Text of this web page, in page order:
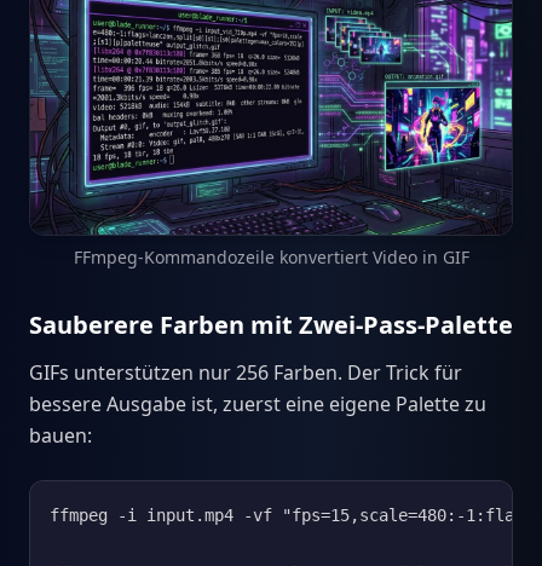
FFmpeg-Kommandozeile konvertiert Video in GIF
Sauberere Farben mit Zwei-Pass-Palette
GIFs unterstützen nur 256 Farben. Der Trick für
bessere Ausgabe ist, zuerst eine eigene Palette zu
bauen:
ffmpeg -i input.mp4 -vf "fps=15,scale=480:-